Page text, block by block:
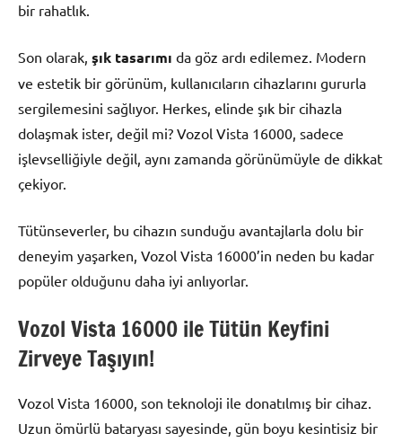
bir rahatlık.
Son olarak, şık tasarımı da göz ardı edilemez. Modern
ve estetik bir görünüm, kullanıcıların cihazlarını gururla
sergilemesini sağlıyor. Herkes, elinde şık bir cihazla
dolaşmak ister, değil mi? Vozol Vista 16000, sadece
işlevselliğiyle değil, aynı zamanda görünümüyle de dikkat
çekiyor.
Tütünseverler, bu cihazın sunduğu avantajlarla dolu bir
deneyim yaşarken, Vozol Vista 16000’in neden bu kadar
popüler olduğunu daha iyi anlıyorlar.
Vozol Vista 16000 ile Tütün Keyfini
Zirveye Taşıyın!
Vozol Vista 16000, son teknoloji ile donatılmış bir cihaz.
Uzun ömürlü bataryası sayesinde, gün boyu kesintisiz bir